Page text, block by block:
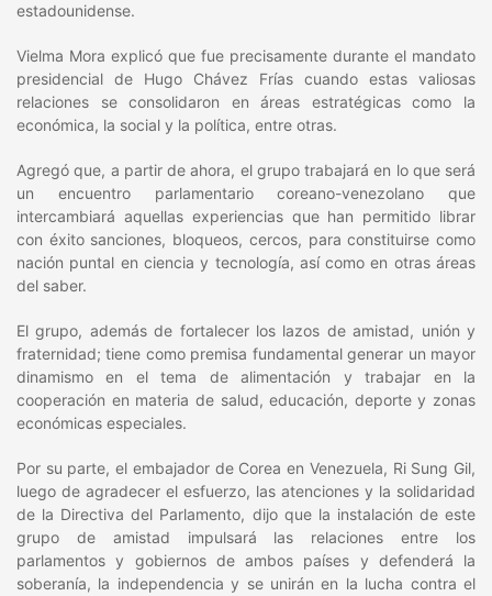
estadounidense.
Vielma Mora explicó que fue precisamente durante el mandato
presidencial de Hugo Chávez Frías cuando estas valiosas
relaciones se consolidaron en áreas estratégicas como la
económica, la social y la política, entre otras.
Agregó que, a partir de ahora, el grupo trabajará en lo que será
un encuentro parlamentario coreano-venezolano que
intercambiará aquellas experiencias que han permitido librar
con éxito sanciones, bloqueos, cercos, para constituirse como
nación puntal en ciencia y tecnología, así como en otras áreas
del saber.
El grupo, además de fortalecer los lazos de amistad, unión y
fraternidad; tiene como premisa fundamental generar un mayor
dinamismo en el tema de alimentación y trabajar en la
cooperación en materia de salud, educación, deporte y zonas
económicas especiales.
Por su parte, el embajador de Corea en Venezuela, Ri Sung Gil,
luego de agradecer el esfuerzo, las atenciones y la solidaridad
de la Directiva del Parlamento, dijo que la instalación de este
grupo de amistad impulsará las relaciones entre los
parlamentos y gobiernos de ambos países y defenderá la
soberanía, la independencia y se unirán en la lucha contra el